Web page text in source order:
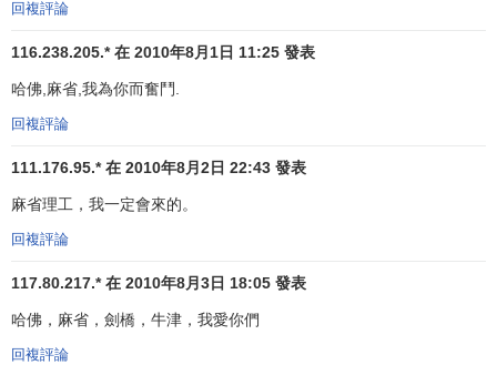
回複評論
116.238.205.* 在 2010年8月1日 11:25 發表
哈佛,麻省,我為你而奮鬥.
回複評論
111.176.95.* 在 2010年8月2日 22:43 發表
麻省理工，我一定會來的。
回複評論
117.80.217.* 在 2010年8月3日 18:05 發表
哈佛，麻省，劍橋，牛津，我愛你們
回複評論